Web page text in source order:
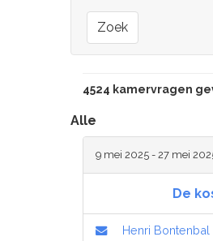
Zoek
4524 kamervragen
Alle
9 mei 2025 - 27 mei
De
Henri Bontenbal